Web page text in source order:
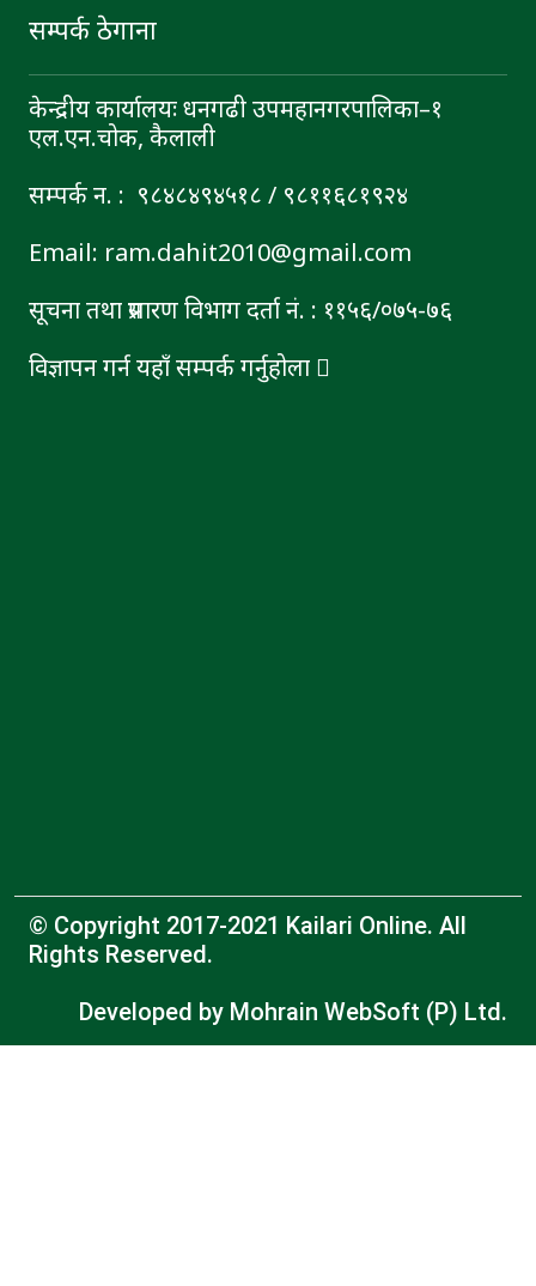
सम्पर्क ठेगाना
केन्द्रीय कार्यालयः धनगढी उपमहानगरपालिका–१
एल.एन.चोक, कैलाली
सम्पर्क न. : ९८४८४९४५१८ / ९८११६८१९२४
Email: ram.dahit2010@gmail.com
सूचना तथा प्रसारण विभाग दर्ता नं. : ११५६/०७५-७६
विज्ञापन गर्न यहाँ सम्पर्क गर्नुहोला
© Copyright 2017-2021 Kailari Online. All
Rights Reserved.
Developed by Mohrain WebSoft (P) Ltd.